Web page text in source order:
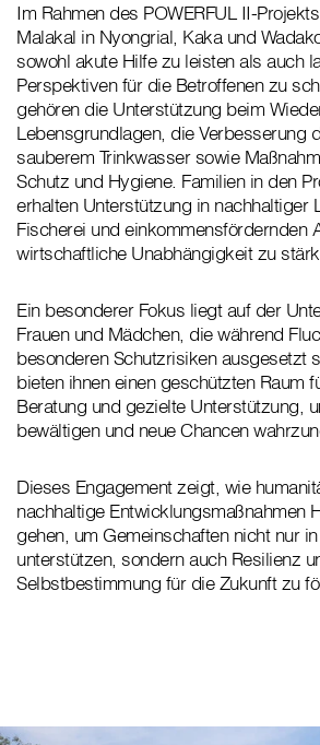
Im Rahmen des POWERFUL II-
Malakal in Nyongrial, Kaka und
sowohl akute Hilfe zu leisten als auch
Perspektiven für die Betroffenen zu
gehören die Unterstützung beim
Lebensgrundlagen, die Verbesserung
sauberem Trinkwasser sowie
Schutz und Hygiene. Familien in den
erhalten Unterstützung in nachhaltiger
Fischerei und einkommensfördernden
wirtschaftliche Unabhängigkeit zu
Ein besonderer Fokus liegt auf der
Frauen und Mädchen, die während
besonderen Schutzrisiken ausgesetzt
bieten ihnen einen geschützten Raum
Beratung und gezielte Unterstützung,
bewältigen und neue Chancen
Dieses Engagement zeigt, wie
nachhaltige Entwicklungsmaßnahmen
gehen, um Gemeinschaften nicht nur
unterstützen, sondern auch Resilienz
Selbstbestimmung für die Zukunft zu